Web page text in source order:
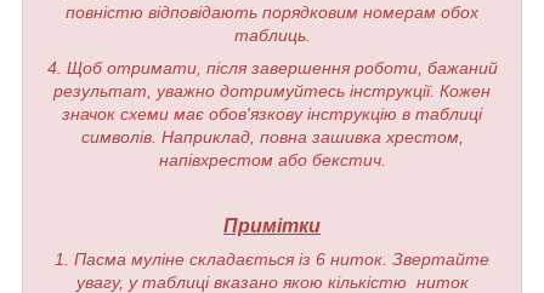
повністю відповідають порядковим номерам обох
таблиць.
4. Щоб отримати, після завершення роботи, бажаний
результат, уважно дотримуйтесь інструкції. Кожен
значок схеми має обов'язкову інструкцію в таблиці
символів. Наприклад, повна зашивка хрестом,
напівхрестом або бекстич.
Примітки
1. Пасма муліне складається із 6 ниток. Звертайте
увагу, у таблиці вказано якою кількістю ниток